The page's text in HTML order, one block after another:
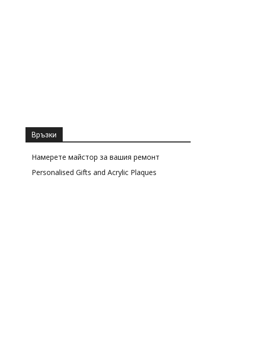
Връзки
Намерете майстор за вашия ремонт
Personalised Gifts and Acrylic Plaques